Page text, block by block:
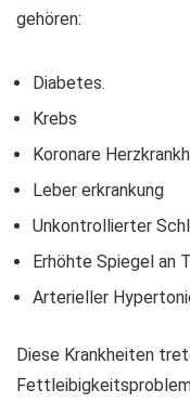
gehören:
Diabetes.
Krebs
Koronare
Leber erkrankung
Unkontrollierter
Erhöhte Spiegel an
Arterieller
Diese Krankheiten